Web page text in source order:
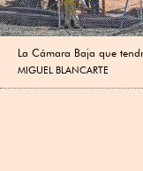
La Cámara Baja que
MIGUEL BLANCARTE